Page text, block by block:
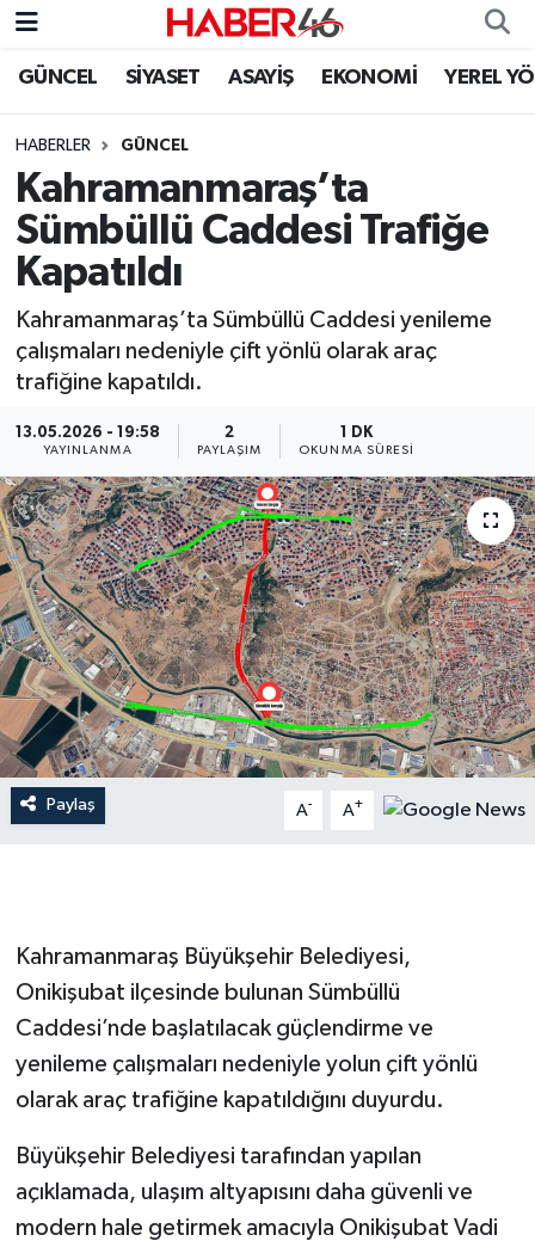
GÜNCEL SİYASET ASAYİŞ EKONOMİ YEREL
HABERLER GÜNCEL
Kahramanmaraş’ta
Sümbüllü Caddesi Trafiğe
Kapatıldı
Kahramanmaraş’ta Sümbüllü Caddesi yenileme
çalışmaları nedeniyle çift yönlü olarak araç
trafiğine kapatıldı.
13.05.2026 - 19:58
YAYINLANMA
2
PAYLAŞIM
1 DK
OKUNMA SÜRESI
Paylaş A- A+
Kahramanmaraş Büyükşehir Belediyesi,
Onikişubat ilçesinde bulunan Sümbüllü
Caddesi’nde başlatılacak güçlendirme ve
yenileme çalışmaları nedeniyle yolun çift yönlü
olarak araç trafiğine kapatıldığını duyurdu.
Büyükşehir Belediyesi tarafından yapılan
açıklamada, ulaşım altyapısını daha güvenli ve
modern hale getirmek amacıyla Onikişubat Vadi
GÜNCEL
SİYASET
EKONOMİ
SPOR
YAŞAM
TEKNOLOJİ
SAĞLIK
EĞİTİM
İLÇE HABERLERİ
KÜLTÜR-SANAT
KSÜ
DÜNYA
ROPORTAJ
YEREL YÖNETİM
MEDYA
ÜÇÜNCÜ SAYFA
Nöbetçi Eczaneler
Hava Durumu
Kahramanmaraş Namaz Vakitleri
Trafik Durumu
Süper Lig Puan Durumu ve Fikstür
Tüm Manşetler
Son Dakika Haberleri
Haber Arşivi